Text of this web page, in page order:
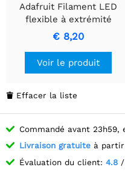
Adafruit Filament LED
flexible à extrémité
unique - 128 mm de long
€ 8,20
Voir le produit
 Effacer la liste
Commandé avant 23h59,
Livraison gratuite à partir
Évaluation du client: 4.8